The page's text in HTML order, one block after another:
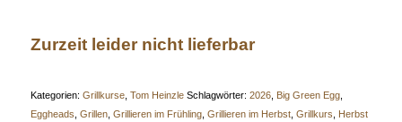
Zurzeit leider nicht lieferbar
Kategorien: Grillkurse, Tom Heinzle Schlagwörter: 2026, Big Green Egg,
Eggheads Grillen, Grillieren im Frühling, Grillieren im Herbst, Grillkurs
Herbst